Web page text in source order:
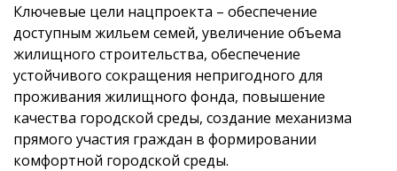
Ключевые цели нацпроекта – обеспечение
доступным жильем семей, увеличение объема
жилищного строительства, обеспечение
устойчивого сокращения непригодного для
проживания жилищного фонда, повышение
качества городской среды, создание механизма
прямого участия граждан в формировании
комфортной городской среды.